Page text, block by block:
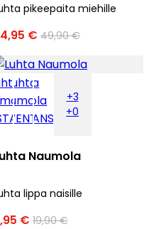
pikeepaita miehille
€ 49,90 €
+3
+0
Naumola
lippa naisille
€ 19,90 €